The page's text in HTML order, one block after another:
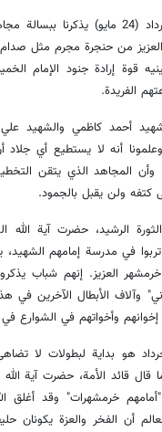
"طلوع فجر الثالث من خرداد (24 مايو)
من حنجرة مجرم مثل
قوة إرادة جنود الإمام
الفريدة.
أحمد كاظمي والشهيد علي
أنه لا يستطيع أي
وأن المجاهد الذي يتقن
كتفه ولن يقبل بالجمود.
الرشيد، حضرت آية الله
في مدرسة إمامهم الشهيد،
العزيز. إنهم شباب
وآلاف الأبطال الآخرين في
وأخواتهم في الشوارع
هو بداية لبطولات لا تضاهى
قال قائد الأمة، حضرت آية
خرمشهرات" وقد أغلق
أن الفخر والعزة يكونان